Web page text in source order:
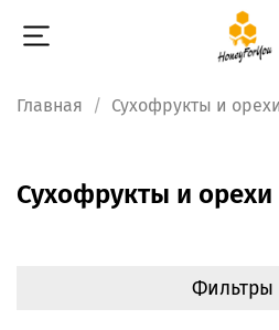
Главная Сухофрукты и орехи
Сухофрукты и орехи
Фильтры